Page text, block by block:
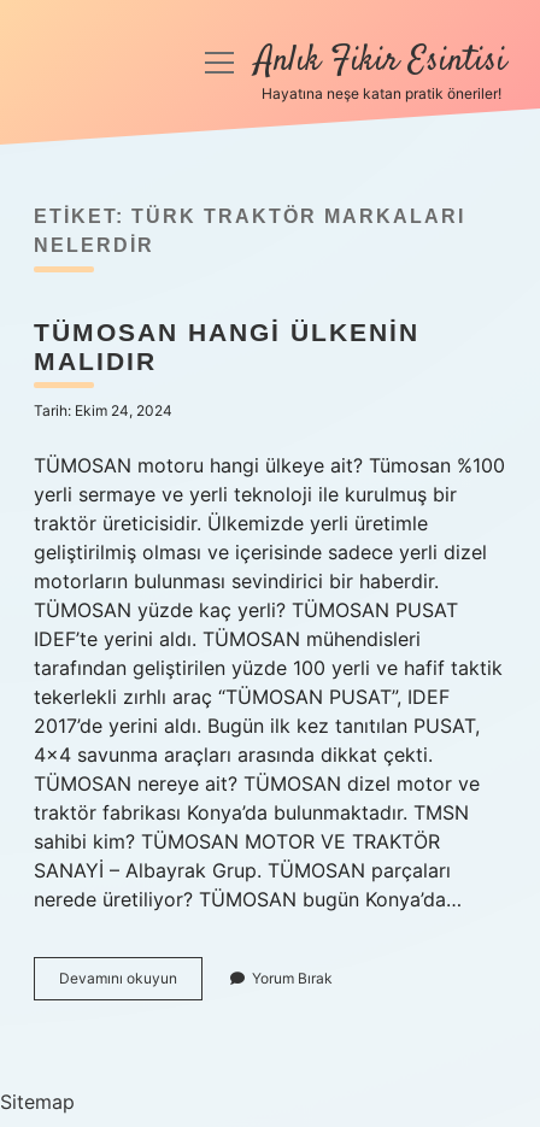
Anasayfa
Yasal Uyarı
menüyüAnlık Fikir Esintisi
Hayatına neşe katan pratik öneriler!
ETIKET: TÜRK TRAKTÖR MARKALARI
NELERDIR
TÜMOSAN HANGI ÜLKENIN
MALIDIR
Tarih: Ekim 24, 2024
TÜMOSAN motoru hangi ülkeye ait? Tümosan %100
yerli sermaye ve yerli teknoloji ile kurulmuş bir
traktör üreticisidir. Ülkemizde yerli üretimle
geliştirilmiş olması ve içerisinde sadece yerli dizel
motorların bulunması sevindirici bir haberdir.
TÜMOSAN yüzde kaç yerli? TÜMOSAN PUSAT
IDEF’te yerini aldı. TÜMOSAN mühendisleri
tarafından geliştirilen yüzde 100 yerli ve hafif taktik
tekerlekli zırhlı araç “TÜMOSAN PUSAT”, IDEF
2017’de yerini aldı. Bugün ilk kez tanıtılan PUSAT,
4×4 savunma araçları arasında dikkat çekti.
TÜMOSAN nereye ait? TÜMOSAN dizel motor ve
traktör fabrikası Konya’da bulunmaktadır. TMSN
sahibi kim? TÜMOSAN MOTOR VE TRAKTÖR
SANAYİ – Albayrak Grup. TÜMOSAN parçaları
nerede üretiliyor? TÜMOSAN bugün Konya’da…
Devamını okuyun Tümosan
Hangi
Yorum Bırak
Sitemap